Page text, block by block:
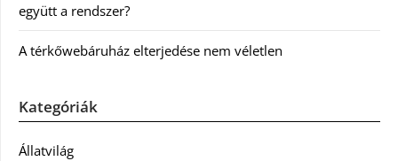
együtt a rendszer?
A térkőwebáruház elterjedése nem véletlen
Kategóriák
Állatvilág